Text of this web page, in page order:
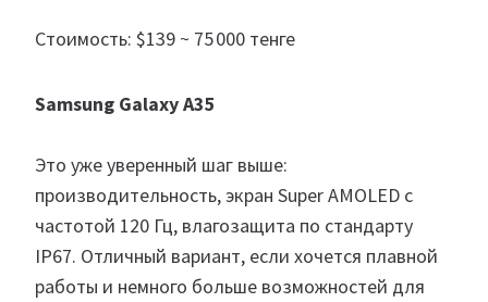
Стоимость: $139 ~ 75 000 тенге
Samsung Galaxy A35
Это уже уверенный шаг выше:
производительность, экран Super AMOLED с
частотой 120 Гц, влагозащита по стандарту
IP67. Отличный вариант, если хочется плавной
работы и немного больше возможностей для